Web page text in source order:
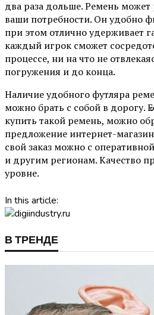
два раза дольше. Ремень может
ваши потребности. Он удобно
при этом отлично удерживает
каждый игрок сможет
процессе, ни на что не
погружения и до конца.
Наличие удобного футляра
можно брать с собой в дорогу.
купить такой ремень, можно
предложение интернет-
свой заказ можно с
и другим регионам. Качество
уровне.
In this article:
В ТРЕНДЕ